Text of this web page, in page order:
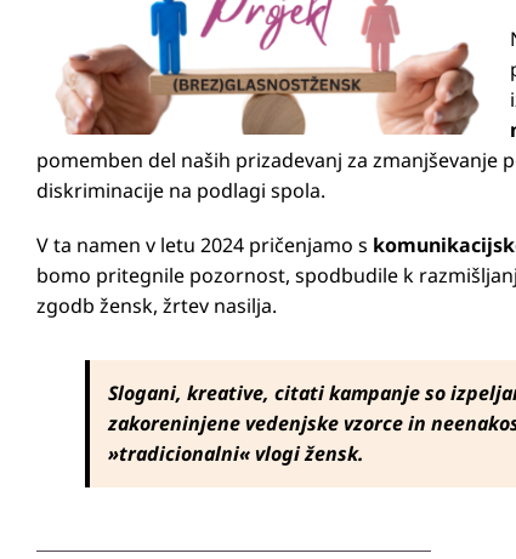
pomemben del naših prizadevanj za
diskriminacije na podlagi spola.
V ta namen v letu 2024 pričenjamo s
bomo pritegnile pozornost, spodbudile k
zgodb žensk, žrtev nasilja.
Slogani, kreative, citati kampanje so
zakoreninjene vedenjske vzorce in
»tradicionalni« vlogi žensk.